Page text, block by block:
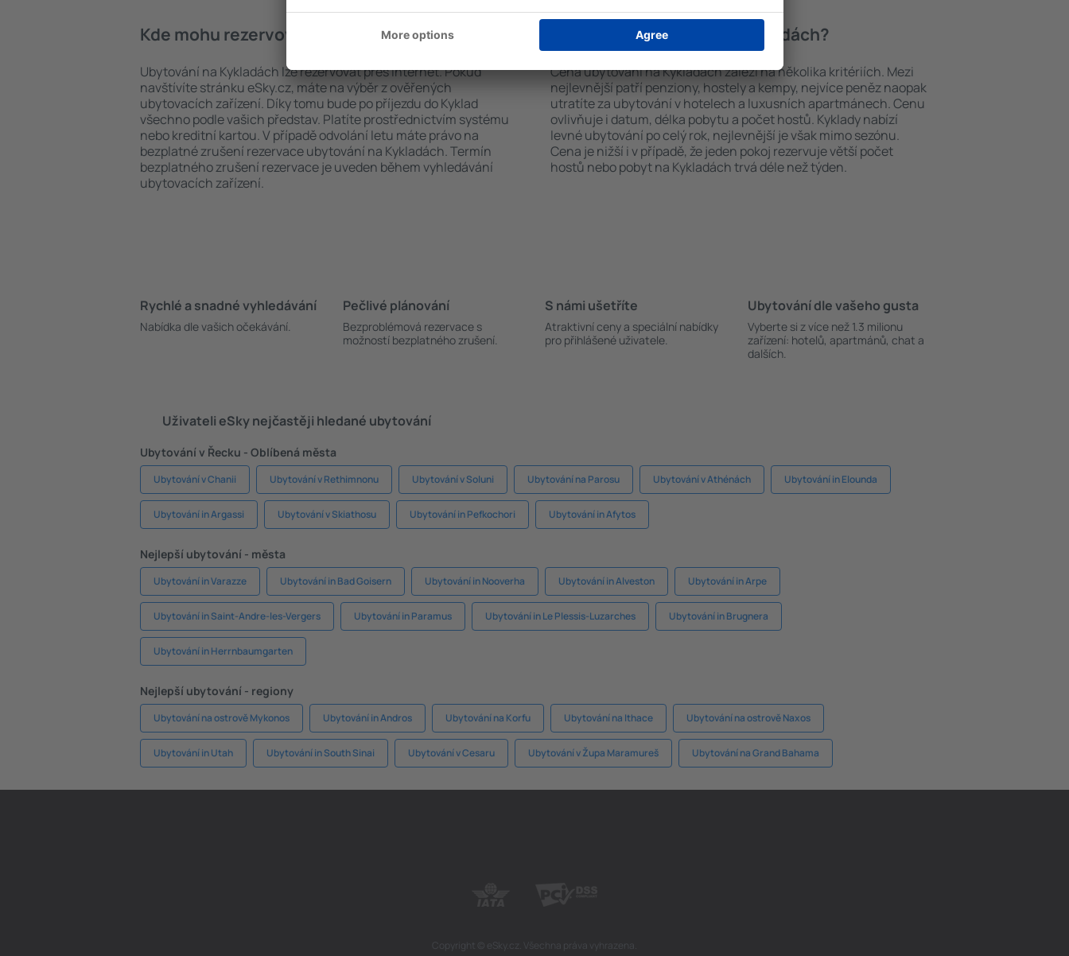
Kde mohu rezervovat ubytování na Kykladách?
Ubytování na Kykladách lze rezervovat přes internet. Pokud
navštívíte stránku eSky.cz, máte na výběr z ověřených
ubytovacích zařízení. Díky tomu bude po příjezdu do Kyklad
všechno podle vašich představ. Platíte prostřednictvím systému
nebo kreditní kartou. V případě odvolání letu máte právo na
bezplatné zrušení rezervace ubytování na Kykladách. Termín
bezplatného zrušení rezervace je uveden během vyhledávání
ubytovacích zařízení.
Kolik stojí ubytování na Kykladách?
Cena ubytování na Kykladách záleží na několika kritériích. Mezi
nejlevnější patří penziony, hostely a kempy, nejvíce peněz naopak
utratíte za ubytování v hotelech a luxusních apartmánech. Cenu
ovlivňuje i datum, délka pobytu a počet hostů. Kyklady nabízí
levné ubytování po celý rok, nejlevnější je však mimo sezónu.
Cena je nižší i v případě, že jeden pokoj rezervuje větší počet
hostů nebo pobyt na Kykladách trvá déle než týden.
Rychlé a snadné vyhledávání
Nabídka dle vašich očekávání.
Pečlivé plánování
Bezproblémová rezervace s
možností bezplatného zrušení.
S námi ušetříte
Atraktivní ceny a speciální nabídky
pro přihlášené uživatele.
Ubytování dle vašeho gusta
Vyberte si z více než 1.3 milionu
zařízení: hotelů, apartmánů, chat a
dalších.
Uživateli eSky nejčastěji hledané ubytování
Ubytování v Řecku - Oblíbená města
Ubytování v Chanii Ubytování v Rethimnonu Ubytování v Soluni Ubytování na Parosu Ubytování v Athénách Ubytování in Elounda
Ubytování in Argassi Ubytování v Skiathosu Ubytování in Pefkochori Ubytování in Afytos
Nejlepší ubytování - města
Ubytování in Varazze Ubytování in Bad Goisern Ubytování in Nooverha Ubytování in Alveston Ubytování in Arpe
Ubytování in Saint-Andre-les-Vergers Ubytování in Paramus Ubytování in Le Plessis-Luzarches Ubytování in Brugnera
Ubytování in Herrnbaumgarten
Nejlepší ubytování - regiony
Ubytování na ostrově Mykonos Ubytování in Andros Ubytování na Korfu Ubytování na Ithace Ubytování na ostrově Naxos
Ubytování in Utah Ubytování in South Sinai Ubytování v Cesaru Ubytování v Župa Maramureš Ubytování na Grand Bahama
Copyright © eSky.cz. Všechna práva vyhrazena.